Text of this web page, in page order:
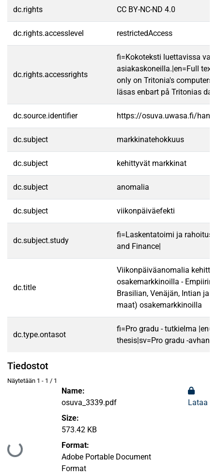
dc.rights CC BY-NC-ND 4.0
dc.rights.accesslevel restrictedAccess
dc.rights.accessrights
fi=Kokoteksti luettavissa
asiakaskoneilla.|en=Full text
only on Tritonia's
läsas enbart på Tritonias
dc.source.identifier https://osuva.uwasa.fi/
dc.subject markkinatehokkuus
dc.subject kehittyvät markkinat
dc.subject anomalia
dc.subject viikonpäiväefekti
dc.subject.study
fi=Laskentatoimi ja
and Finance|
dc.title
Viikonpäiväanomalia
osakemarkkinoilla -
Brasilian, Venäjän, Intian ja
maat) osakemarkkinoilla
dc.type.ontasot
fi=Pro gradu - tutkielma
thesis|sv=Pro gradu -
Tiedostot
Näytetään 1 - 1 / 1
Ladataan...
Name:
osuva_3339.pdf
Size:
573.42 KB
Format:
Adobe Portable Document
Format
Lataa